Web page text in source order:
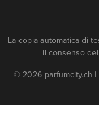
La copia automatica di
il consenso
© 2026 parfumcity.ch |